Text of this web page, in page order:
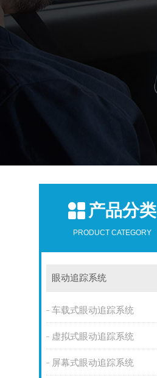
产品分类
PRODUCT CATEGORY
眼动追踪系统
车载式眼动追踪系统
虚拟式眼动追踪系统
屏幕式眼动追踪系统